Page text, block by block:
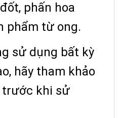
phấn hoa
phẩm từ ong.
sử dụng bất kỳ
hãy tham khảo
trước khi sử